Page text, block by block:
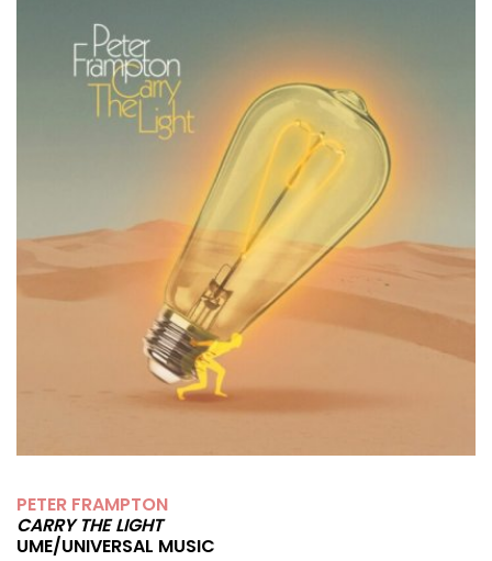
PETER FRAMPTON
CARRY THE LIGHT
UME/UNIVERSAL MUSIC